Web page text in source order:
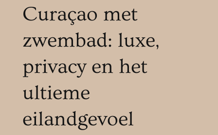
Curaçao met
zwembad: luxe,
privacy en het
ultieme
eilandgevoel